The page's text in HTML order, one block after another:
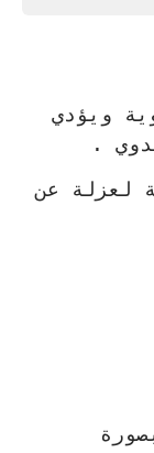
ويؤدي
.
لعزلة عن